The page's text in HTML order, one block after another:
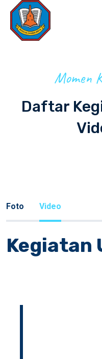
Momen
Daftar
Foto Video
Kegiatan